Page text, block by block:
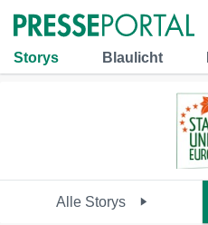
Storys Blaulicht
Alle Storys